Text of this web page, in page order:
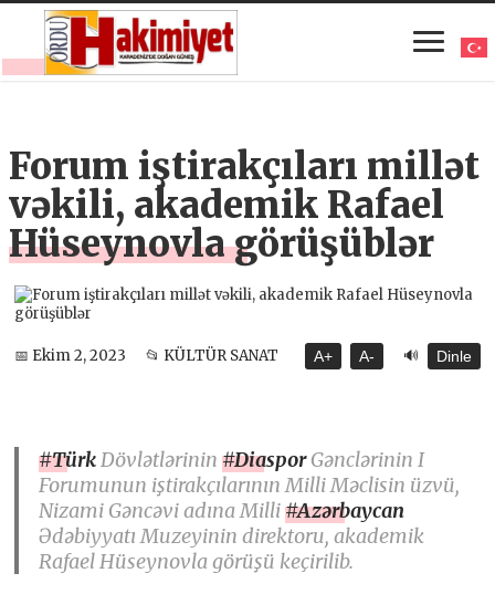
Forum iştirakçıları millət
vəkili, akademik Rafael
Hüseynovla görüşüblər
📅 Ekim 2, 2023 📂 KÜLTÜR SANAT A+ A- 🔊 Dinle
#TürkDövlətlərinin#DiasporGənclərinin I
Forumunun iştirakçılarının Milli Məclisin üzvü,
Nizami Gəncəvi adına Milli#Azərbaycan
Ədəbiyyatı Muzeyinin direktoru, akademik
Rafael Hüseynovla görüşü keçirilib.